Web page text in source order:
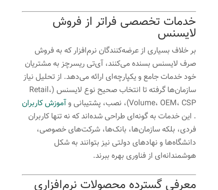
خدمات تخصصی فراتر از فروش
لایسنس
بر خلاف بسیاری از عرضه‌کنندگان نرم‌افزار که به فروش
صرف لایسنس بسنده می‌کنند، آی‌تی ریسرچز به مشتریان
خود خدمات جامع و یکپارچه‌ای ارائه می‌دهد. از تحلیل نیاز
سازمان‌ها گرفته تا انتخاب صحیح نوع لایسنس (Retail،
Volume، OEM، CSP)، نصب، پشتیبانی و
آموزش کاربران
. این خدمات به گونه‌ای طراحی شده‌اند که نه تنها کاربران
فردی، بلکه سازمان‌ها، بانک‌ها، شرکت‌های خصوصی،
دانشگاه‌ها و نهادهای دولتی نیز بتوانند به شکل
هوشمندانه‌ای از فناوری بهره ببرند.
معرفی گسترده محصولات نرم‌افزاری